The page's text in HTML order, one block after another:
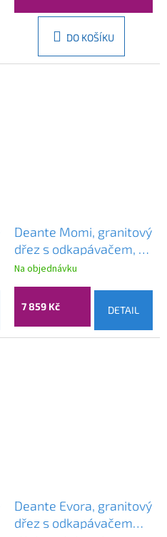
DO KOŠÍKU
Deante Momi, granitový
dřez s odkapávačem, 1-
komorový
820x500x229 mm, bílá,
ocelová, ZKM_A11B
Na objednávku
7 859 Kč DETAIL
Deante Evora, granitový
dřez s odkapávačem